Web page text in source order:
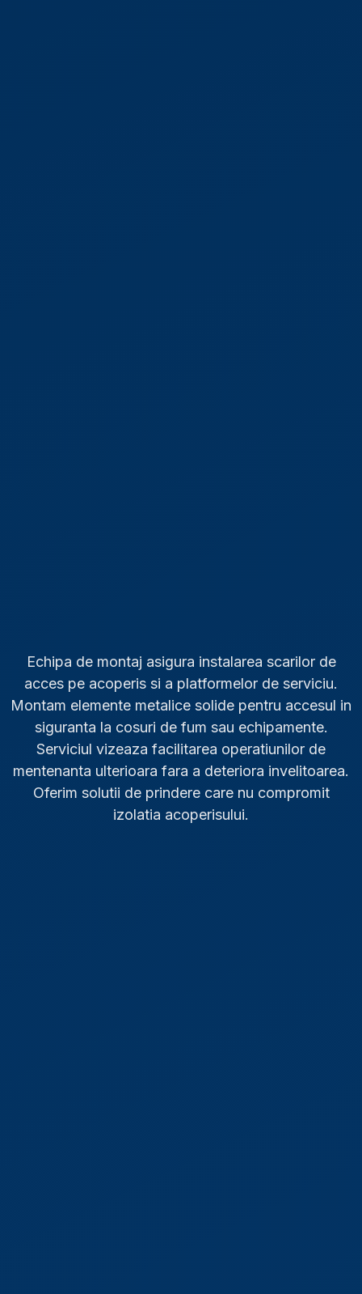
Echipa de montaj asigura instalarea scarilor de
acces pe acoperis si a platformelor de serviciu.
Montam elemente metalice solide pentru accesul in
siguranta la cosuri de fum sau echipamente.
Serviciul vizeaza facilitarea operatiunilor de
mentenanta ulterioara fara a deteriora invelitoarea.
Oferim solutii de prindere care nu compromit
izolatia acoperisului.